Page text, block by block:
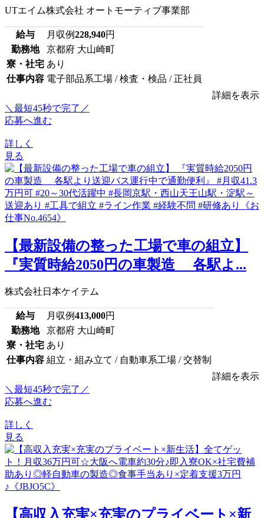
UTエイム株式会社 オートモーティブ事業部
給与 月収例228,940円
勤務地
京都府 大山崎町
寮・社宅 あり
仕事内容 電子部品系工場 / 検査・検品 / 正社員
詳細を表示
＼最短45秒で完了／
応募へ進む
詳しく
見る
【最新設備の整った工場で車の組立】
『実質時給2050円の車製造 各駅よ...
株式会社日本ケイテム
給与 月収例413,000円
勤務地
京都府 大山崎町
寮・社宅 あり
仕事内容 組立・組み立て / 自動車系工場 / 交替制
詳細を表示
＼最短45秒で完了／
応募へ進む
詳しく
見る
【高収入充実×充実のプライベート×新